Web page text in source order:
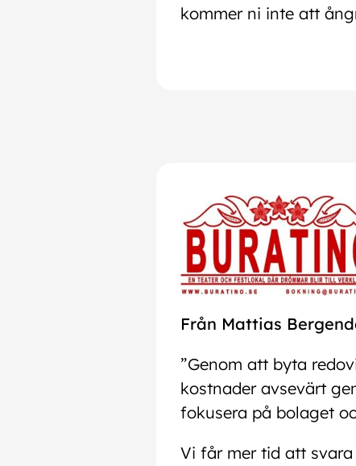
kommer ni inte att
Från Mattias
”Genom att byta
kostnader avsevärt
fokusera på bolaget
Vi får mer tid att